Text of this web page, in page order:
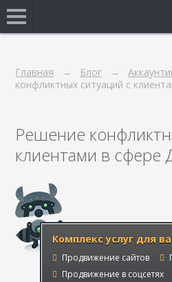
Главная Блог
конфликтных ситуаций с
Решение
клиентами в сфере
Комплекс услуг для
Продвижение сайтов
Продвижение в соцсетях